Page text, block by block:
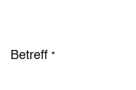
Betreff *